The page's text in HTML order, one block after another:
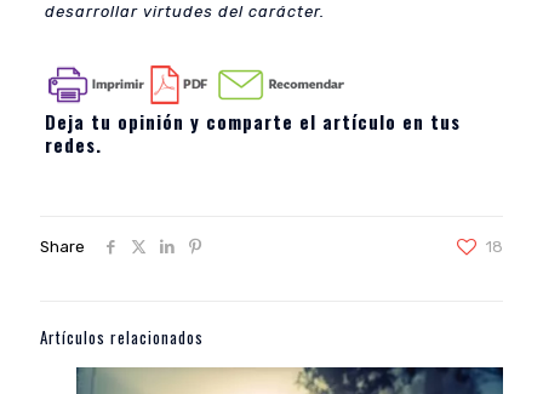
desarrollar virtudes del carácter.
Deja tu opinión y comparte el artículo en tus
redes.
Share 18
Artículos relacionados